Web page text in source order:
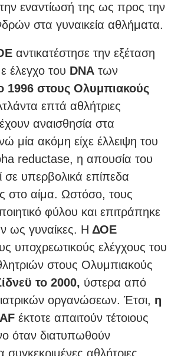
εναντίωσή της ως προς την
στα γυναικεία αθλήματα.
αντικατέστησε την εξέταση
έλεγχο του DNΑ των
1996 στους Ολυμπιακούς
επτά αθλήτριες
αναισθησία στα
μία ακόμη είχε έλλειψη του
reductase, η απουσία του
σε υπερβολικά επίπεδα
στο αίμα. Ωστόσο, τους
φύλου και επιτράπηκε
ως γυναίκες. Η ΔΟΕ
υποχρεωτικούς ελέγχους του
στους Ολυμπιακούς
το 2000, ύστερα από
ιατρικών οργανώσεων. Έτσι, η
έκτοτε απαιτούν τέτοιους
όταν διατυπωθούν
συγκεκριμένες αθλήτριες,